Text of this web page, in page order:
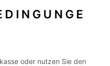
oder nutzen Sie den